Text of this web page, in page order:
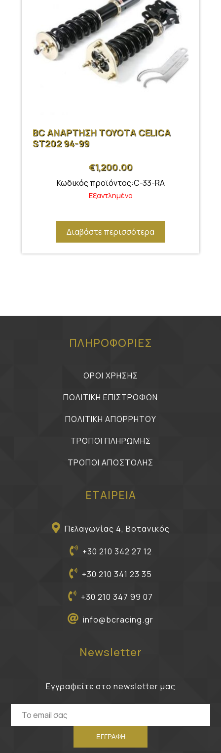
BC ΑΝΑΡΤΗΣΗ ΤΟΥΟΤΑ CELICA
ST202 94-99
€1,200.00
Κωδικός προϊόντος:C-33-RA
Εξαντλημένο
Διαβάστε περισσότερα
ΠΛΗΡΟΦΟΡΙΕΣ
ΟΡΟΙ ΧΡΗΣΗΣ
ΠΟΛΙΤΙΚΗ ΕΠΙΣΤΡΟΦΩΝ
ΠΟΛΙΤΙΚΗ ΑΠΟΡΡΗΤΟΥ
ΤΡΟΠΟΙ ΠΛΗΡΩΜΗΣ
ΤΡΟΠΟΙ ΑΠΟΣΤΟΛΗΣ
ΕΤΑΙΡΕΙΑ
Πελαγωνίας 4, Βοτανικός
+30 210 342 27 12
+30 210 341 23 35
+30 210 347 99 07
info@bcracing.gr
Newsletter
Εγγραφείτε στο newsletter μας